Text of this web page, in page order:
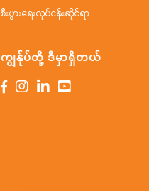
စီးပွားရေးလုပ်ငန်းဆိုင်ရာ
ကျွန်ုပ်တို့ ဒီမှာရှိတယ်